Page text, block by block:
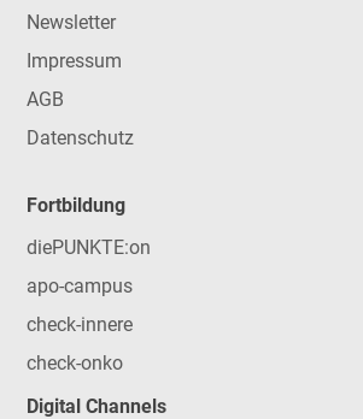
Newsletter
Impressum
AGB
Datenschutz
Fortbildung
diePUNKTE:on
apo-campus
check-innere
check-onko
Digital Channels